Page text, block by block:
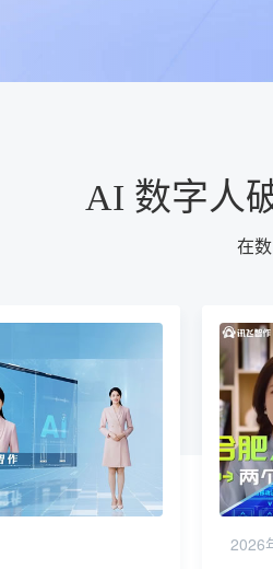
AI 数字人
在
2026